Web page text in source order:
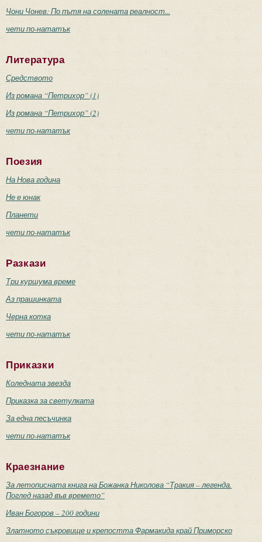
Чони Чонев: По пътя на солената реалност...
чети по-нататък
Литература
Средството
Из романа “Петрихор” (1)
Из романа “Петрихор” (2)
чети по-нататък
Поезия
На Нова година
Не е юнак
Планети
чети по-нататък
Разкази
Три куршума време
Аз прашинката
Черна котка
чети по-нататък
Приказки
Коледната звезда
Приказка за светулката
За една песъчинка
чети по-нататък
Краезнание
За летописната книга на Божанка Николова “Тракия – легенда.
Поглед назад във времето”
Иван Богоров – 200 години
Златното съкровище и крепостта Фармакида край Приморско